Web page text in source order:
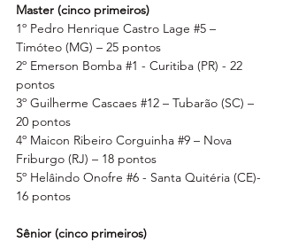
Master (cinco primeiros)
1º Pedro Henrique Castro Lage #5 –
Timóteo (MG) – 25 pontos
2º Emerson Bomba #1 - Curitiba (PR) - 22
pontos
3º Guilherme Cascaes #12 – Tubarão (SC) –
20 pontos
4º Maicon Ribeiro Corguinha #9 – Nova
Friburgo (RJ) – 18 pontos
5º Helâindo Onofre #6 - Santa Quitéria (CE)-
16 pontos
Sênior (cinco primeiros)